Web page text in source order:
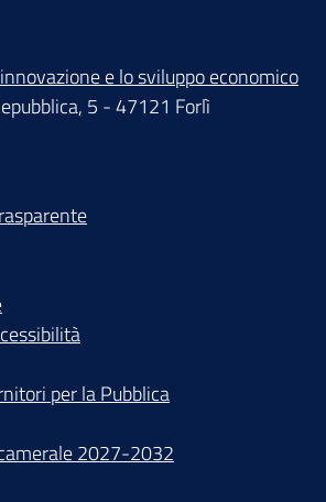
e lo sviluppo economico
5 - 47121 Forlì
per la Pubblica
2027-2032